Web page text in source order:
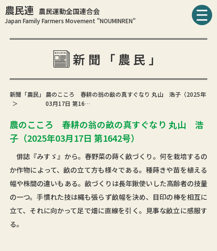
農民連 農民運動全国連合会
Japan Family Farmers Movement "NOUMINREN"
新聞「農民」
新聞「農民」 農のこころ 春耕の翁の畝の真すぐなり 丸山 浩子（2025年
03月17日 第16…
農のこころ 春耕の翁の畝の真すぐなり 丸山 浩
子（2025年03月17日 第1642号）
俳誌『みすゞ』から。春野菜の蒔く畝づくり。何を栽培するの
か作物によって、畝の立て方も様々である。種蒔きや苗を植える
幅や株間の違いもある。畝づくりは長年鍬使いした高齢者の技量
の一つ。手慣れた技は縄も張らず畝幅を決め、目印の棒を相互に
立て、それに向かって足で畑に直線を引く。見事な畝立に感服す
る。